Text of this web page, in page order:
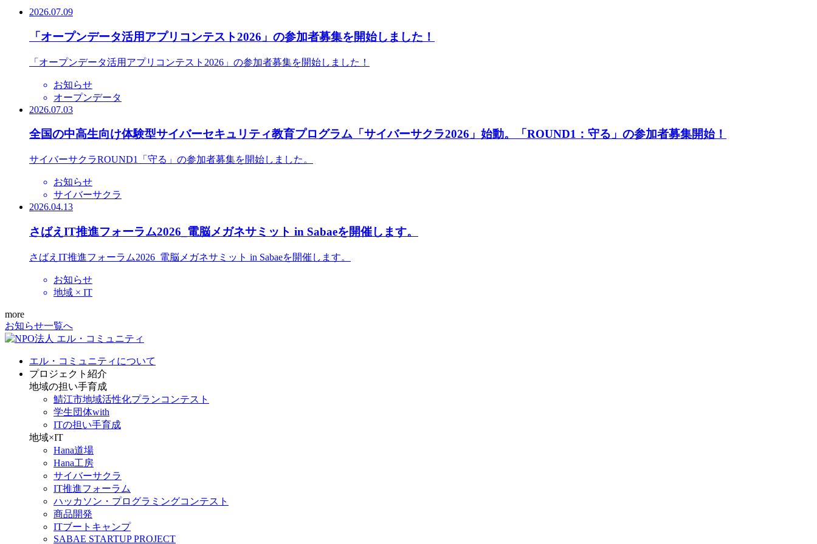
2026.07.09
「オープンデータ活用アプリコンテスト2026」の参加者募集を開始しました！
「オープンデータ活用アプリコンテスト2026」の参加者募集を開始しました！
お知らせ
オープンデータ
2026.07.03
全国の中高生向け体験型サイバーセキュリティ教育プログラム「サイバーサクラ2026」始動。「ROUND1：守る」の参加者募集開始！
サイバーサクラROUND1「守る」の参加者募集を開始しました。
お知らせ
サイバーサクラ
2026.04.13
さばえIT推進フォーラム2026_電脳メガネサミット in Sabaeを開催します。
さばえIT推進フォーラム2026_電脳メガネサミット in Sabaeを開催します。
お知らせ
地域 × IT
more
お知らせ一覧へ
エル・コミュニティについて
プロジェクト紹介
地域の担い手育成
鯖江市地域活性化プランコンテスト
学生団体with
ITの担い手育成
地域×IT
Hana道場
Hana工房
サイバーサクラ
IT推進フォーラム
ハッカソン・プログラミングコンテスト
商品開発
ITブートキャンプ
SABAE STARTUP PROJECT